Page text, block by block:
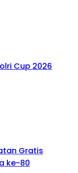
Cup 2026
Gratis
ke-80